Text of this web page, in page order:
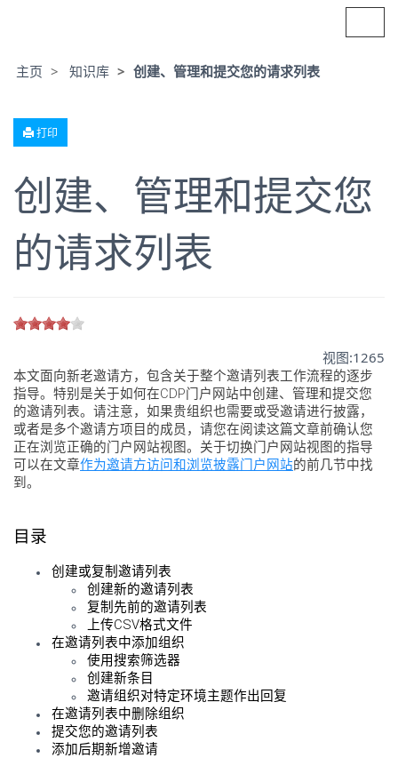
换
主页 知识库 创建、管理和提交您的请求列表
打印
创建、管理和提交您
的请求列表
视图:1265
本文面向新老邀请方，包含关于整个邀请列表工作流程的逐步
指导。特别是关于如何在CDP门户网站中创建、管理和提交您
的邀请列表。请注意，如果贵组织也需要或受邀请进行披露，
或者是多个邀请方项目的成员，请您在阅读这篇文章前确认您
正在浏览正确的门户网站视图。关于切换门户网站视图的指导
可以在文章作为邀请方访问和浏览披露门户网站的前几节中找
到。
目录
创建或复制邀请列表
创建新的邀请列表
复制先前的邀请列表
上传CSV格式文件
在邀请列表中添加组织
使用搜索筛选器
创建新条目
邀请组织对特定环境主题作出回复
在邀请列表中删除组织
提交您的邀请列表
添加后期新增邀请